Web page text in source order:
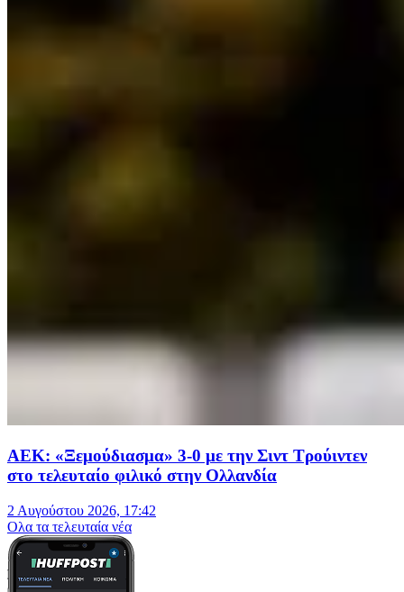
ΑΕΚ: «Ξεμούδιασμα» 3-0 με την Σιντ Τρούιντεν
στο τελευταίο φιλικό στην Ολλανδία
2 Αυγούστου 2026, 17:42
Oλα τα τελευταία νέα